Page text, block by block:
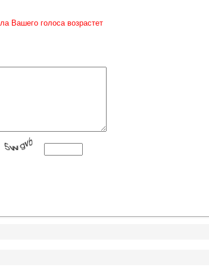
Вашего голоса возрастет